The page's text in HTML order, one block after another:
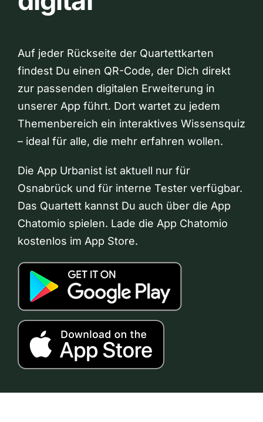
Auf jeder Rückseite der Quartettkarten
findest Du einen QR-Code, der Dich direkt
zur passenden digitalen Erweiterung in
unserer App führt. Dort wartet zu jedem
Themenbereich ein interaktives Wissensquiz
– ideal für alle, die mehr erfahren wollen.
Die App Urbanist ist aktuell nur für
Osnabrück und für interne Tester verfügbar.
Das Quartett kannst Du auch über die App
Chatomio spielen. Lade die App Chatomio
kostenlos im App Store.